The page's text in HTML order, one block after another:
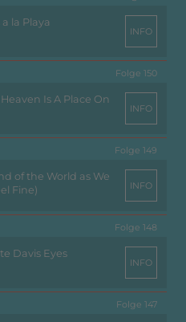
la Playa
INFO
Folge 150
Is A Place On
INFO
Folge 149
of the World as We
Fine)
INFO
Folge 148
Davis Eyes
INFO
Folge 147